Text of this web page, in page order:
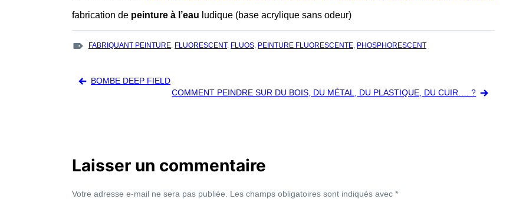
fabrication de peinture à l’eau ludique (base acrylique sans odeur)
TAGS
FABRIQUANT PEINTURE, FLUORESCENT, FLUOS, PEINTURE FLUORESCENTE, PHOSPHORESCENT
deBOMBE DEEP FIELD
COMMENT PEINDRE SUR DU BOIS, DU MÉTAL, DU PLASTIQUE, DU CUIR…. ?
Laisser un commentaire
Votre adresse e-mail ne sera pas publiée. Les champs obligatoires sont indiqués avec *